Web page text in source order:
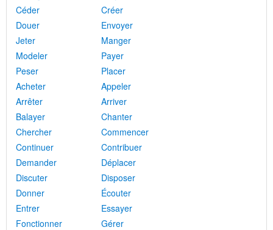
Céder
Créer
Douer
Envoyer
Jeter
Manger
Modeler
Payer
Peser
Placer
Acheter
Appeler
Arrêter
Arriver
Balayer
Chanter
Chercher
Commencer
Continuer
Contribuer
Demander
Déplacer
Discuter
Disposer
Donner
Écouter
Entrer
Essayer
Fonctionner
Gérer